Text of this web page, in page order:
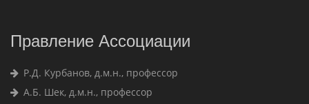
Правление Ассоциации
Р.Д. Курбанов, д.м.н., профессор
А.Б. Шек, д.м.н., профессор